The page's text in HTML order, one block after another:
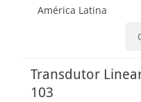
América Latina
Transdutor
103